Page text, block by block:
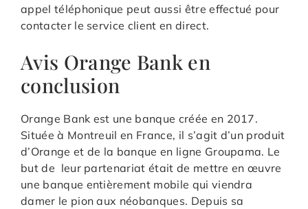
appel téléphonique peut aussi être effectué pour
contacter le service client en direct.
Avis Orange Bank en
conclusion
Orange Bank est une banque créée en 2017.
Située à Montreuil en France, il s’agit d’un produit
d’Orange et de la banque en ligne Groupama. Le
but de leur partenariat était de mettre en œuvre
une banque entièrement mobile qui viendra
damer le pion aux néobanques. Depuis sa